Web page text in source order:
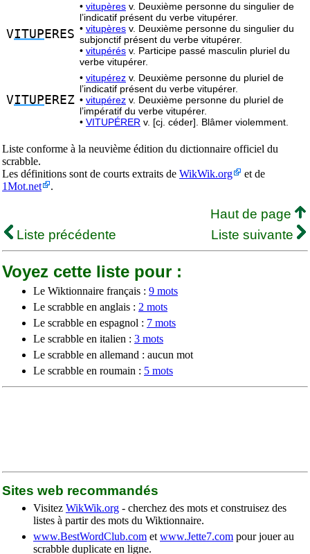
VITUP ERES
• vitupères v. Deuxième personne du singulier de
l’indicatif présent du verbe vitupérer.
• vitupères v. Deuxième personne du singulier du
subjonctif présent du verbe vitupérer.
• vitupérés v. Participe passé masculin pluriel du
verbe vitupérer.
VITUP EREZ
• vitupérez v. Deuxième personne du pluriel de
l’indicatif présent du verbe vitupérer.
• vitupérez v. Deuxième personne du pluriel de
l’impératif du verbe vitupérer.
• VITUPÉRER v. [cj. céder]. Blâmer violemment.
Liste conforme à la neuvième édition du dictionnaire officiel du
scrabble.
Les définitions sont de courts extraits de WikWik.org
et de
1Mot.net
.
Haut de page
Liste précédente
Liste suivante
Voyez cette liste pour :
Le Wiktionnaire français : 9 mots
Le scrabble en anglais : 2 mots
Le scrabble en espagnol : 7 mots
Le scrabble en italien : 3 mots
Le scrabble en allemand : aucun mot
Le scrabble en roumain : 5 mots
Sites web recommandés
Visitez WikWik.org - cherchez des mots et construisez des
listes à partir des mots du Wiktionnaire.
www.BestWordClub.com et www.Jette7.com pour jouer au
scrabble duplicate en ligne.